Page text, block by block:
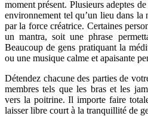
moment présent. Plusieurs adeptes
environnement tel qu’un lieu dans la
par la force créatrice. Certaines
un mantra, soit une phrase
Beaucoup de gens pratiquant la
ou une musique calme et apaisante
Détendez chacune des parties de
membres tels que les bras et les
vers la poitrine. Il importe faire
laisser libre court à la tranquillité de